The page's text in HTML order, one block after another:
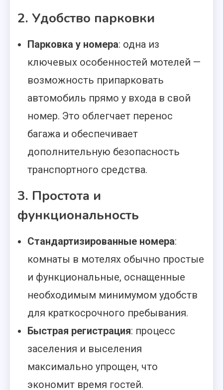
2. Удобство парковки
Парковка у номера: одна из
ключевых особенностей мотелей —
возможность припарковать
автомобиль прямо у входа в свой
номер. Это облегчает перенос
багажа и обеспечивает
дополнительную безопасность
транспортного средства.
3. Простота и
функциональность
Стандартизированные номера:
комнаты в мотелях обычно простые
и функциональные, оснащенные
необходимым минимумом удобств
для краткосрочного пребывания.
Быстрая регистрация: процесс
заселения и выселения
максимально упрощен, что
экономит время гостей.